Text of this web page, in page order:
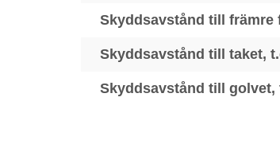
Skyddsavstånd till främre
Skyddsavstånd till taket,
Skyddsavstånd till golvet,